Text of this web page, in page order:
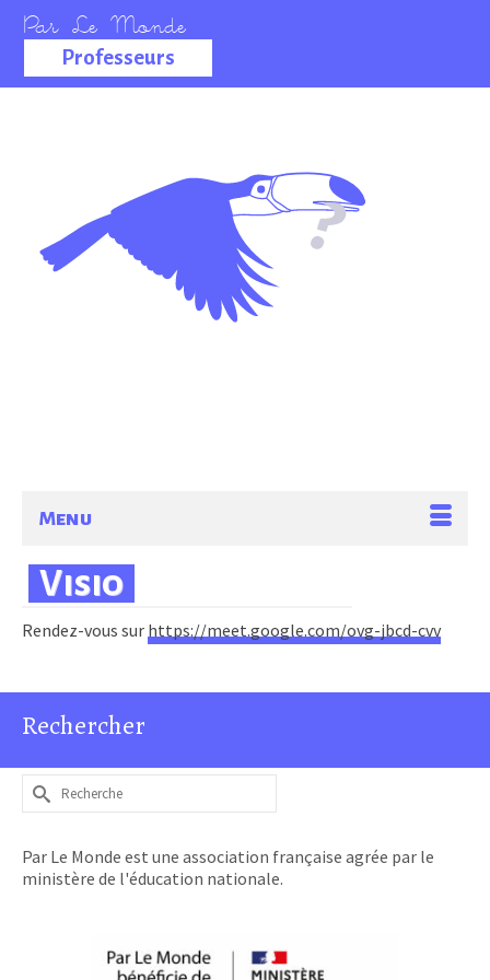
Professeurs
La salle des
professeurs
Menu
Visio
Rendez-vous sur https://meet.google.com/ovg-jbcd-cvv
Rechercher
Rechercher :
Par Le Monde est une association française agrée par le
ministère de l'éducation nationale.